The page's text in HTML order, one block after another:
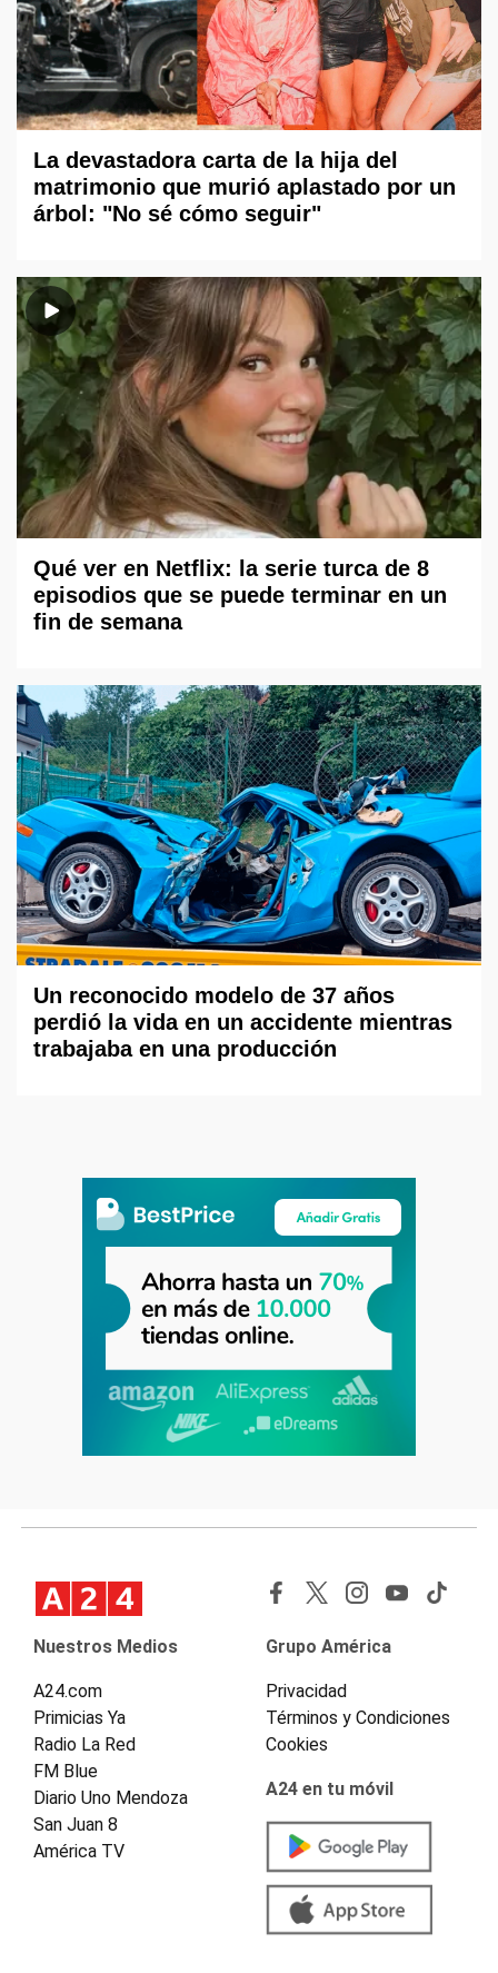
La devastadora carta de la hija del
matrimonio que murió aplastado por un
árbol: "No sé cómo seguir"
Qué ver en Netflix: la serie turca de 8
episodios que se puede terminar en un
fin de semana
Un reconocido modelo de 37 años
perdió la vida en un accidente mientras
trabajaba en una producción
Nuestros Medios
A24.com
Primicias Ya
Radio La Red
FM Blue
Diario Uno Mendoza
San Juan 8
América TV
Grupo América
Privacidad
Términos y Condiciones
Cookies
A24 en tu móvil